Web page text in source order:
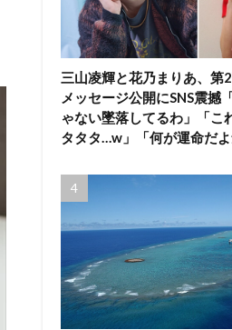
三山凌輝と花乃まりあ、第
メッセージ公開にSNS震撼
ゃない墜落してるわ」「こ
タタタ…w」「何が運命だよ